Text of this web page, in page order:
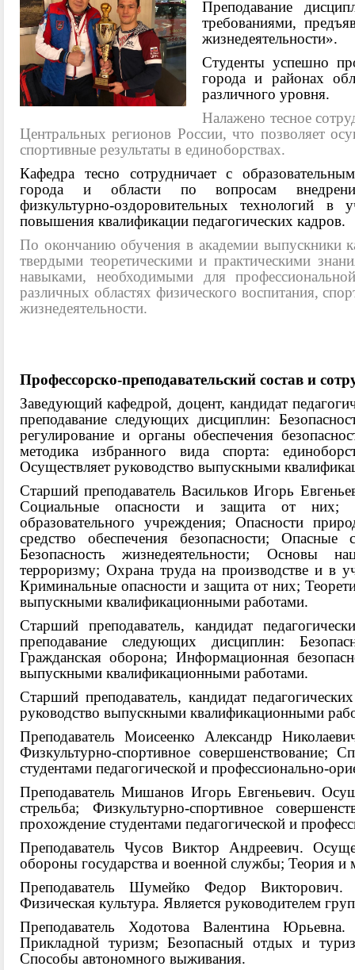
Преподавание
требованиями,
жизнедеятельности».
Студенты успешно
города и районах
различного уровня.
Налажено тесное
Центральных регионов России, что позволяет
спортивные результаты в единоборствах.
Кафедра тесно сотрудничает с
города и области по вопросам
физкультурно-оздоровительных технологий в
повышения квалификации педагогических кадров.
По окончанию обучения в академии выпускники
твердыми теоретическими и практическими
навыками, необходимыми для
различных областях физического воспитания,
жизнедеятельности.
Профессорско-преподавательский состав и
Заведующий кафедрой, доцент, кандидат
преподавание следующих дисциплин:
регулирование и органы обеспечения
методика избранного вида спорта:
Осуществляет руководство выпускными
Старший преподаватель Васильков Игорь
Социальные опасности и защита от них;
образовательного учреждения; Опасности
средство обеспечения безопасности;
Безопасность жизнедеятельности; Основы
терроризму; Охрана труда на производстве и в
Криминальные опасности и защита от них;
выпускными квалификационными работами.
Старший преподаватель, кандидат
преподавание следующих дисциплин:
Гражданская оборона; Информационная
выпускными квалификационными работами.
Старший преподаватель, кандидат
руководство выпускными квалификационными
Преподаватель Моисеенко Александр
Физкультурно-спортивное совершенствование;
студентами педагогической и профессионально-
Преподаватель Мишанов Игорь Евгеньевич.
стрельба; Физкультурно-спортивное
прохождение студентами педагогической и
Преподаватель Чусов Виктор Андреевич.
обороны государства и военной службы; Теория и
Преподаватель Шумейко Федор Викторович.
Физическая культура. Является руководителем
Преподаватель Ходотова Валентина
Прикладной туризм; Безопасный отдых и
Способы автономного выживания.